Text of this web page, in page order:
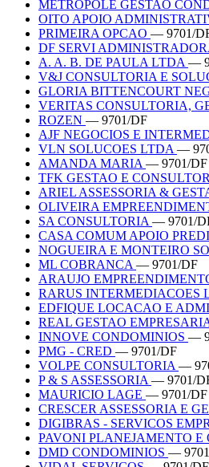
METROPOLE GESTAO
OITO APOIO
PRIMEIRA OPCAO — 9701/
DF SERVI
A. A. B. DE PAULA LTDA —
V&J CONSULTORIA E
GLORIA BITTENCOURT
VERITAS CONSULTORIA,
ROZEN — 9701/DF
AJF NEGOCIOS E
VLN SOLUCOES LTDA —
AMANDA MARIA — 9701/DF
TFK GESTAO E
ARIEL ASSESSORIA &
OLIVEIRA
SA CONSULTORIA — 9701/
CASA COMUM APOIO
NOGUEIRA E MONTEIRO
ML COBRANCA — 9701/DF
ARAUJO
RARUS INTERMEDIACOES
EDFIQUE LOCACAO E
REAL GESTAO
INNOVE CONDOMINIOS —
PMG - CRED — 9701/DF
VOLPE CONSULTORIA —
P & S ASSESSORIA — 9701/
MAURICIO LAGE — 9701/DF
CRESCER ASSESSORIA E
DIGIBRAS - SERVICOS
PAVONI PLANEJAMENTO
DMD CONDOMINIOS —